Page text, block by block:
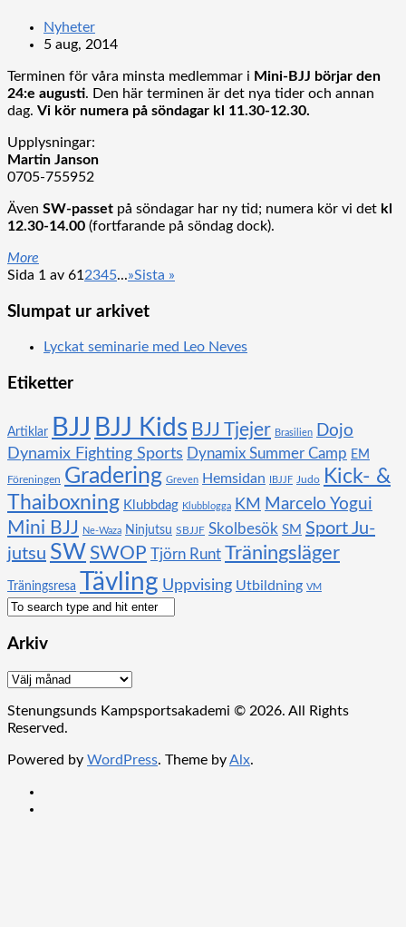
Nyheter
5 aug, 2014
Terminen för våra minsta medlemmar i Mini-BJJ börjar den
24:e augusti. Den här terminen är det nya tider och annan
dag. Vi kör numera på söndagar kl 11.30-12.30.
Upplysningar:
Martin Janson
0705-755952
Även SW-passet på söndagar har ny tid; numera kör vi det kl
12.30-14.00 (fortfarande på söndag dock).
More
Sida 1 av 61 2345...»Sista »
Slumpat ur arkivet
Lyckat seminarie med Leo Neves
Etiketter
Artiklar BJJ BJJ Kids BJJ Tjejer Brasilien Dojo
Dynamix Fighting Sports Dynamix Summer Camp EM
Föreningen Gradering Greven Hemsidan IBJJF Judo
Kick- &
Thaiboxning Klubbdag Klubblogga KM Marcelo Yogui
Mini BJJ Ne-Waza Ninjutsu SBJJF Skolbesök SM Sport Ju-
jutsu SW SWOP Tjörn Runt Träningsläger
Träningsresa Tävling Uppvising Utbildning VM
Arkiv
Arkiv
Stenungsunds Kampsportsakademi © 2026. All Rights
Reserved.
Powered by WordPress. Theme byAlx.